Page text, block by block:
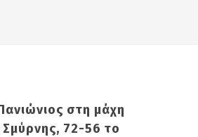
στη μάχη
72-56 το